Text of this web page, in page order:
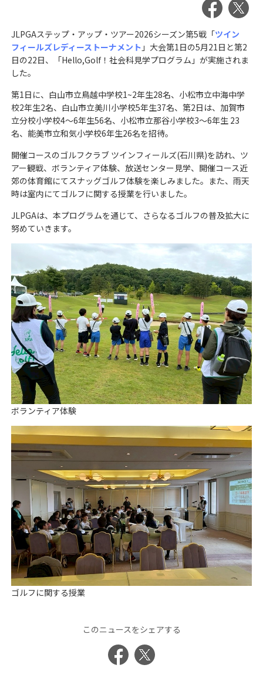
JLPGAステップ・アップ・ツアー2026シーズン第5戦「ツイン
フィールズレディーストーナメント 」大会第1日の5月21日と第2
日の22日、「Hello,Golf！社会科見学プログラム」が実施されま
した。
第1日に、白山市立鳥越中学校1~2年生28名、小松市立中海中学
校2年生2名、白山市立美川小学校5年生37名、第2日は、加賀市
立分校小学校4～6年生56名、小松市立那谷小学校3～6年生 23
名、能美市立和気小学校6年生26名を招待。
開催コースのゴルフクラブ ツインフィールズ(石川県)を訪れ、ツ
アー観戦、ボランティア体験、放送センター見学、開催コース近
郊の体育館にてスナッグゴルフ体験を楽しみました。また、雨天
時は室内にてゴルフに関する授業を行いました。
JLPGAは、本プログラムを通じて、さらなるゴルフの普及拡大に
努めていきます。
ボランティア体験
ゴルフに関する授業
このニュースをシェアする